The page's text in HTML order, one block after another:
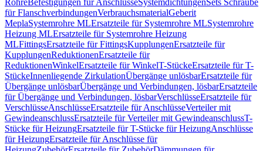
RohreBefestigungen für AnschlüsseSystemdichtungenSets Schraube
für FlanschverbindungenVerbrauchsmaterialGeberit
MeplaSystemrohre MLErsatzteile für Systemrohre MLSystemrohre
Heizung MLErsatzteile für Systemrohre Heizung
MLFittingsErsatzteile für FittingsKupplungenErsatzteile für
KupplungenReduktionenErsatzteile für
ReduktionenWinkelErsatzteile für WinkelT-StückeErsatzteile für T-
StückeInnenliegende ZirkulationÜbergänge unlösbarErsatzteile für
Übergänge unlösbarÜbergänge und Verbindungen, lösbarErsatzteile
für Übergänge und Verbindungen, lösbarVerschlüsseErsatzteile für
VerschlüsseAnschlüsseErsatzteile für AnschlüsseVerteiler mit
GewindeanschlussErsatzteile für Verteiler mit GewindeanschlussT-
Stücke für HeizungErsatzteile für T-Stücke für HeizungAnschlüsse
für HeizungErsatzteile für Anschlüsse für